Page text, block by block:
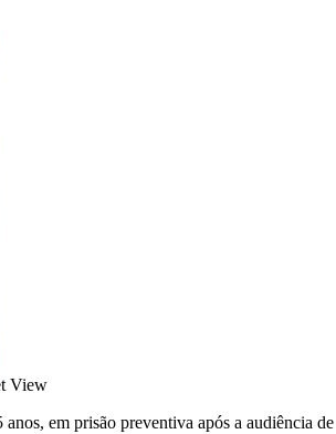
View
em prisão preventiva após a audiência